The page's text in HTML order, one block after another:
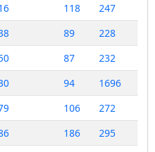
118
247
89
228
87
232
94
1696
106
272
186 295